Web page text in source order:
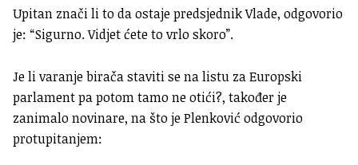
Upitan znači li to da ostaje predsjednik Vlade, odgovorio
je: “Sigurno. Vidjet ćete to vrlo skoro”.
Je li varanje birača staviti se na listu za Europski
parlament pa potom tamo ne otići?, također je
zanimalo novinare, na što je Plenković odgovorio
protupitanjem: